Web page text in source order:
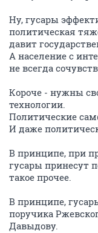
Ну, гусары
политическая
давит
А население с
не всегда
Короче - нужны
технологии.
Политические
И даже
В принципе, при
гусары принесут
такое прочее.
В принципе,
поручика
Давыдову.